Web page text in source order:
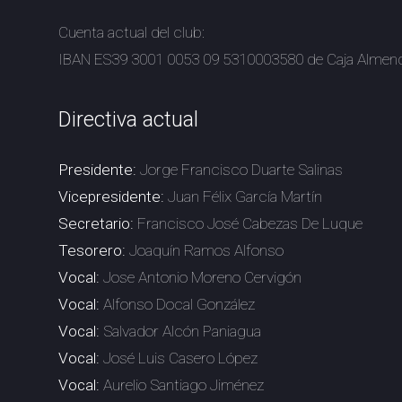
Cuenta actual del club:
IBAN ES39 3001 0053 09 5310003580 de Caja
Directiva actual
Presidente:Jorge Francisco Duarte Salinas
Vicepresidente:Juan Félix García Martín
Secretario: Francisco José Cabezas De Luque
Tesorero:Joaquín Ramos Alfonso
Vocal:Jose Antonio Moreno Cervigón
Vocal:Alfonso Docal González
Vocal: Salvador Alcón Paniagua
Vocal:José Luis Casero López
Vocal:Aurelio Santiago Jiménez